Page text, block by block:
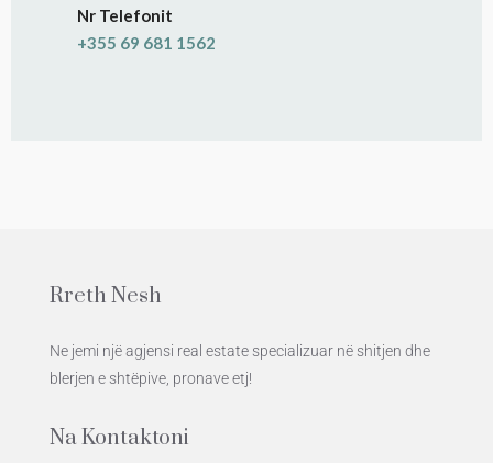
Nr Telefonit
+355 69 681 1562
Rreth Nesh
Ne jemi një agjensi real estate specializuar në shitjen dhe
blerjen e shtëpive, pronave etj!
Na Kontaktoni